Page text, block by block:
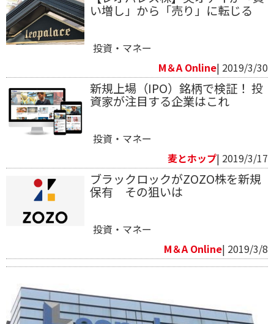
い増し」から「売り」に転じる
投資・マネー
M＆A Online| 2019/3/30
新規上場（IPO）銘柄で検証！ 投
資家が注目する企業はこれ
投資・マネー
麦とホップ| 2019/3/17
ブラックロックがZOZO株を新規
保有 その狙いは
投資・マネー
M＆A Online| 2019/3/8